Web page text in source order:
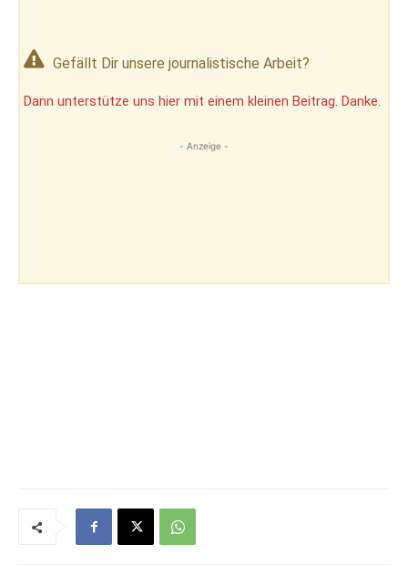
Gefällt Dir unsere journalistische Arbeit?
Dann unterstütze uns hier mit einem kleinen Beitrag. Danke.
- Anzeige -